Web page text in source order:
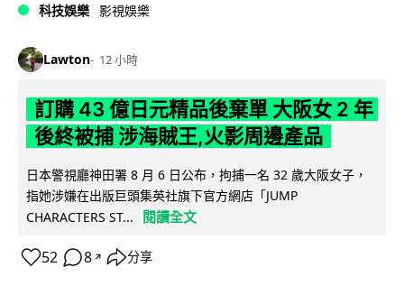
科技娛樂 影視娛樂
Lawton 12 小時
訂購 43 億日元精品後棄單 大阪女 2 年
後終被捕 涉海賊王,火影周邊產品
日本警視廳神田署 8 月 6 日公布，拘捕一名 32 歲大阪女子，
指她涉嫌在出版巨頭集英社旗下官方網店「JUMP
CHARACTERS ST...
閱讀全文
52 8 ↗ 分享